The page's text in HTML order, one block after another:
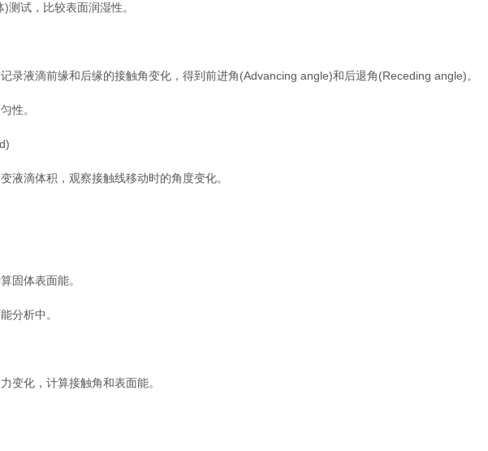
试，比较表面润湿性。
液滴前缘和后缘的接触角变化，得到前进角(Advancing angle)和后退角(Receding angle)。
性。
滴体积，观察接触线移动时的角度变化。
体表面能。
分析中。
化，计算接触角和表面能。